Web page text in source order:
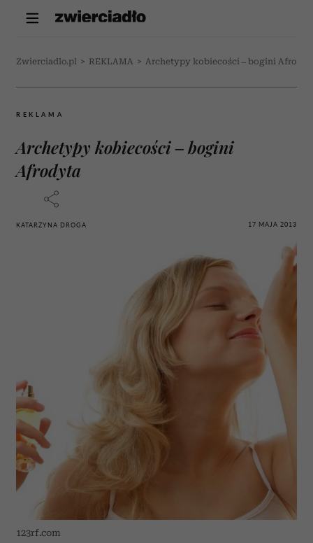
Zwierciadlo.pl > REKLAMA > Archetypy kobiecości – bogini
REKLAMA
Archetypy kobiecości – bogini
Afrodyta
KATARZYNA DROGA 17 MAJA 2013
123rf.com